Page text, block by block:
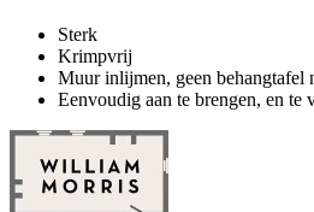
Sterk
Krimpvrij
Muur inlijmen, geen behangtafel
Eenvoudig aan te brengen, en te